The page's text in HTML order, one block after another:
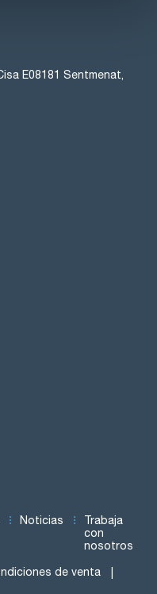
E08181 Sentmenat,
Noticias
Trabaja
con
nosotros
de venta